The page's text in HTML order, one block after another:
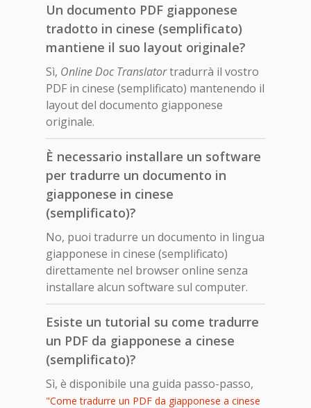
Un documento PDF giapponese
tradotto in cinese (semplificato)
mantiene il suo layout originale?
Sì, Online Doc Translatortradurrà il vostro
PDF in cinese (semplificato) mantenendo il
layout del documento giapponese
originale.
È necessario installare un software
per tradurre un documento in
giapponese in cinese
(semplificato)?
No, puoi tradurre un documento in lingua
giapponese in cinese (semplificato)
direttamente nel browser online senza
installare alcun software sul computer.
Esiste un tutorial su come tradurre
un PDF da giapponese a cinese
(semplificato)?
Sì, è disponibile una guida passo-passo,
"Come tradurre un PDF da giapponese a cinese